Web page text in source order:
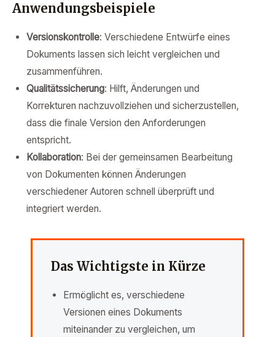
Anwendungsbeispiele
Versionskontrolle: Verschiedene Entwürfe eines
Dokuments lassen sich leicht vergleichen und
zusammenführen.
Qualitätssicherung: Hilft, Änderungen und
Korrekturen nachzuvollziehen und sicherzustellen,
dass die finale Version den Anforderungen
entspricht.
Kollaboration: Bei der gemeinsamen Bearbeitung
von Dokumenten können Änderungen
verschiedener Autoren schnell überprüft und
integriert werden.
Das Wichtigste in Kürze
Ermöglicht es, verschiedene
Versionen eines Dokuments
miteinander zu vergleichen, um